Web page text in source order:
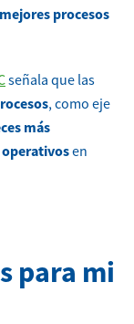
procesos
señala que las
, como eje
más
en
para mi